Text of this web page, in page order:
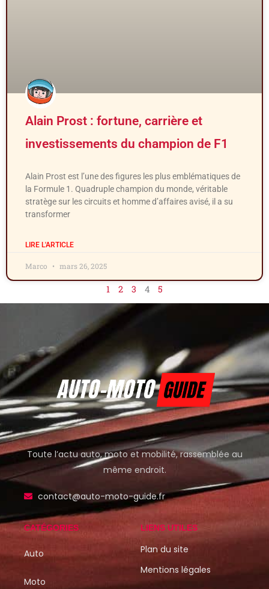
Alain Prost : fortune, carrière et
investissements du champion de F1
Alain Prost est l’une des figures les plus emblématiques de
la Formule 1. Quadruple champion du monde, véritable
stratège sur les circuits et homme d’affaires avisé, il a su
transformer
LIRE L'ARTICLE
Marco mars 26, 2025
1 2 3 4 5
Toute l’actu auto, moto et mobilité, rassemblée au
même endroit.
contact@auto-moto-guide.fr
CATÉGORIES
Auto
Moto
LIENS UTILES
Plan du site
Mentions légales